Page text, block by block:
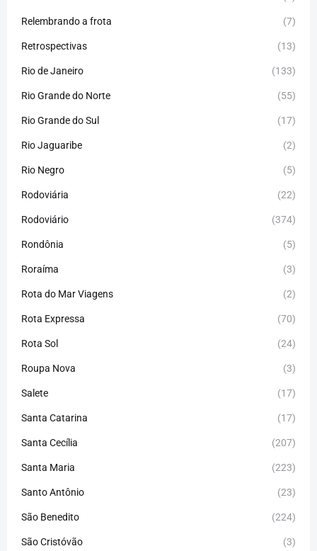
Relembrando a frota (7)
Retrospectivas (13)
Rio de Janeiro (133)
Rio Grande do Norte (55)
Rio Grande do Sul (17)
Rio Jaguaribe (2)
Rio Negro (5)
Rodoviária (22)
Rodoviário (374)
Rondônia (5)
Roraíma (3)
Rota do Mar Viagens (2)
Rota Expressa (70)
Rota Sol (24)
Roupa Nova (3)
Salete (17)
Santa Catarina (17)
Santa Cecília (207)
Santa Maria (223)
Santo Antônio (23)
São Benedito (224)
São Cristóvão (3)